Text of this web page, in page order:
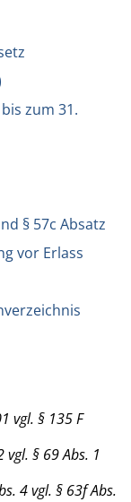
zum 31.
§ 57c Absatz
vor Erlass
vgl. § 135 F
vgl. § 69 Abs. 1
4 vgl. § 63f Abs.